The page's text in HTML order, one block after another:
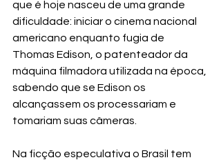
que é hoje nasceu de uma grande
dificuldade: iniciar o cinema nacional
americano enquanto fugia de
Thomas Edison, o patenteador da
máquina filmadora utilizada na época,
sabendo que se Edison os
alcançassem os processariam e
tomariam suas câmeras.
Na ficção especulativa o Brasil tem